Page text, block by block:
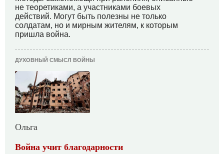
не теоретиками, а участниками боевых
действий. Могут быть полезны не только
солдатам, но и мирным жителям, к которым
пришла война.
ДУХОВНЫЙ СМЫСЛ ВОЙНЫ
Ольга
Война учит благодарности